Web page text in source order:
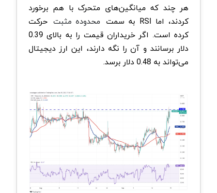
هر چند که میانگین‌های متحرک با هم برخورد
کردند، اما RSI به سمت
محدوده مثبت حرکت
کرده است. اگر خریداران قیمت را به بالای 0.39
دلار برسانند و آن را نگه دارند، این ارز دیجیتال
می‌تواند به 0.48 دلار برسد.